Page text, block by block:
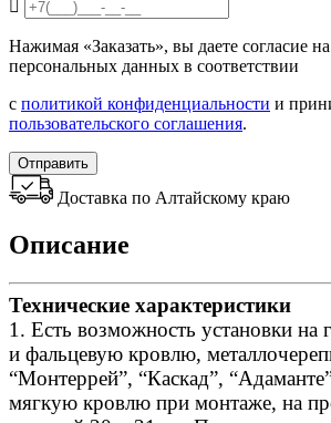
Нажимая «Заказать», вы даете согласие
персональных данных в соответствии
с политикой конфиденциальности и
пользовательского соглашения.
Отправить
Доставка по Алтайскому краю
Описание
Технические характеристики
1. Есть возможность установки
и фальцевую кровлю,
“Монтеррей”, “Каскад”,
мягкую кровлю при монтаже, на